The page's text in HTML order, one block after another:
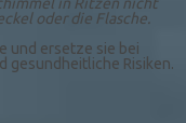
oder die Flasche.
und ersetze sie bei
gesundheitliche Risiken.